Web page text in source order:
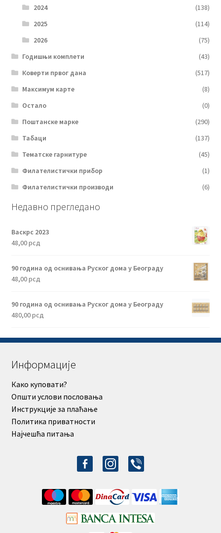
2024
(138)
2025
(114)
2026
(75)
Годишњи комплети
(43)
Коверти првог дана
(517)
Максимум карте
(8)
Остало
(0)
Поштанске марке
(290)
Табаци
(137)
Тематске гарнитуре
(45)
Филателистички прибор
(1)
Филателистички производи
(6)
Недавно прегледано
Васкрс 2023
48,00рсд
90 година од оснивања Руског дома у Београду
48,00рсд
90 година од оснивања Руског дома у Београду
480,00рсд
Информације
Како куповати?
Општи услови пословања
Инструкције за плаћање
Политика приватности
Најчешћа питања
facebook-
alt
instagram
viber